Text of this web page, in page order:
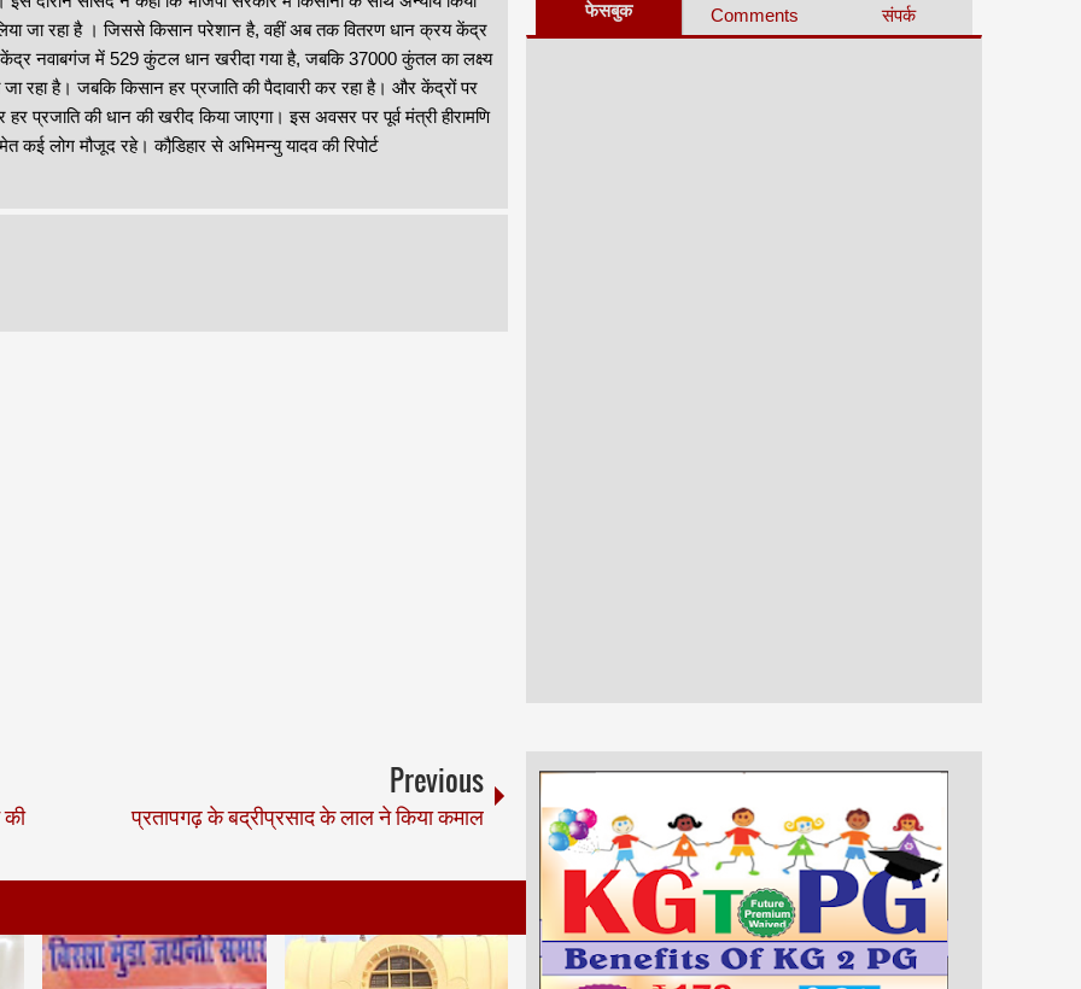
जा रहा है । जिससे किसान परेशान है, वहीं अब तक वितरण धान क्रय केंद्र
नवाबगंज में 529 कुंटल धान खरीदा गया है, जबकि 37000 कुंतल का लक्ष्य
रहा है। जबकि किसान हर प्रजाति की पैदावारी कर रहा है। और केंद्रों पर
प्रजाति की धान की खरीद किया जाएगा। इस अवसर पर पूर्व मंत्री हीरामणि
लोग मौजूद रहे। कौडि़हार से अभिमन्यु यादव की रिपोर्ट
Previous
प्रतापगढ़ के बद्रीप्रसाद के लाल ने किया कमाल
फेसबुक Comments संपर्क